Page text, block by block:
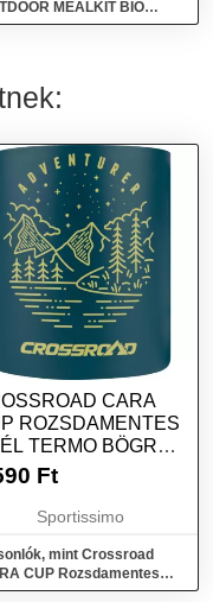
MEALKIT BIO
rózsaszín, méret
CARA
ROZSDAMENTES
TERMO BÖGRE,
MÉRET
Ft
Sportissimo
mint Crossroad
CUP Rozsdamentes
termo bögre, sötétzöld,